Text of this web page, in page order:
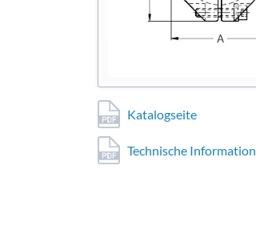
Katalogseite
Technische Information